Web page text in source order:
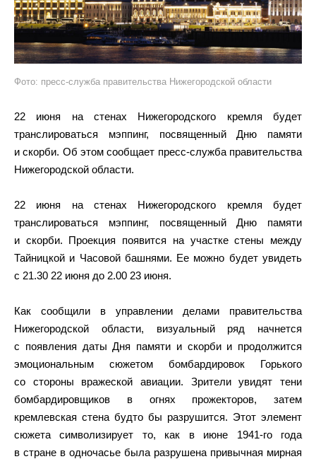
Фото: пресс-служба правительства Нижегородской области
22 июня на стенах Нижегородского кремля будет
транслироваться мэппинг, посвященный Дню памяти
и скорби. Об этом сообщает пресс-служба правительства
Нижегородской области.
22 июня на стенах Нижегородского кремля будет
транслироваться мэппинг, посвященный Дню памяти
и скорби. Проекция появится на участке стены между
Тайницкой и Часовой башнями. Ее можно будет увидеть
с 21.30 22 июня до 2.00 23 июня.
Как сообщили в управлении делами правительства
Нижегородской области, визуальный ряд начнется
с появления даты Дня памяти и скорби и продолжится
эмоциональным сюжетом бомбардировок Горького
со стороны вражеской авиации. Зрители увидят тени
бомбардировщиков в огнях прожекторов, затем
кремлевская стена будто бы разрушится. Этот элемент
сюжета символизирует то, как в июне 1941-го года
в стране в одночасье была разрушена привычная мирная